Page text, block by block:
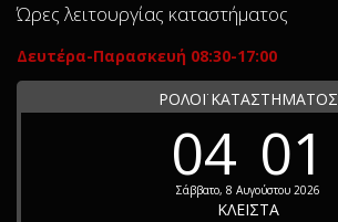
Ώρες λειτουργίας καταστήματος
Δευτέρα-Παρασκευή 08:30-17:00
ΡΟΛΟΪ ΚΑΤΑΣΤΗΜΑΤΟΣ
04 01
Σάββατο, 8 Αυγούστου 2026
ΚΛΕΙΣΤΑ